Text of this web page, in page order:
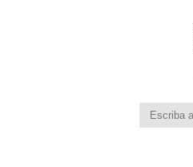
Buscar